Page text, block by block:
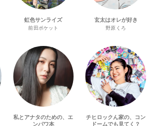
虹色サンライズ
前田ポケット
玄太はオレが好き
野原くろ
私とアナタのための、エ
ンパワ本
チヒロックん家の、コン
ドームでも見てく？